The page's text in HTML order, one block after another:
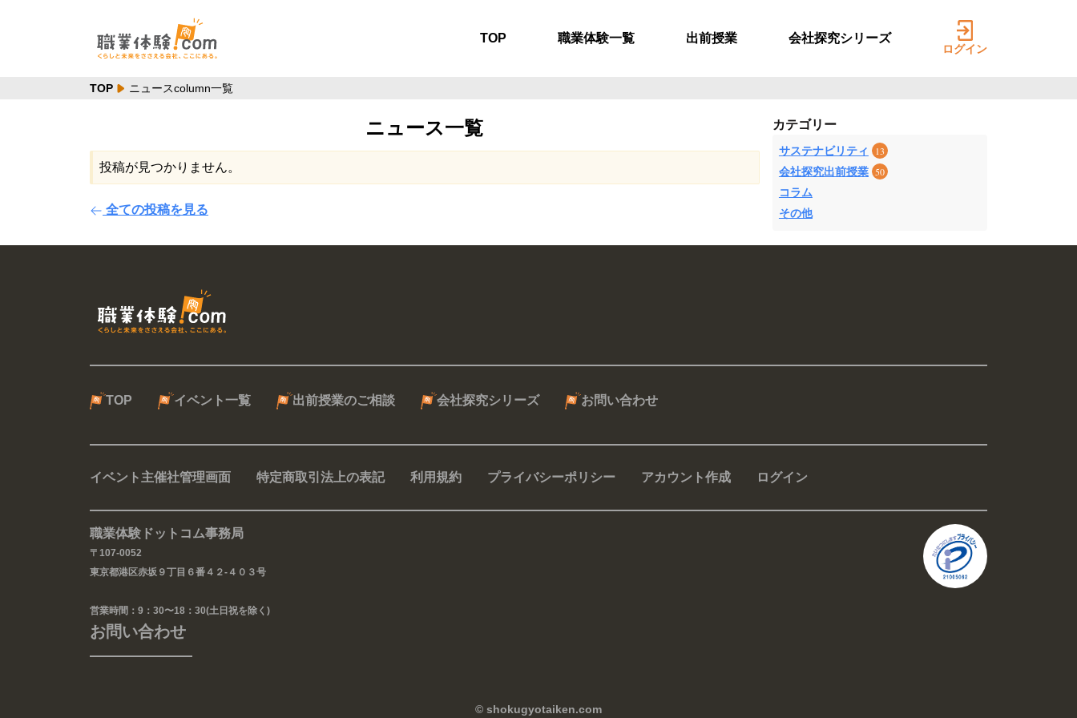
TOP 職業体験一覧 出前授業 会社探究シリーズ
ログイン
TOP ニュースcolumn一覧
ニュース一覧
投稿が見つかりません。
全ての投稿を見る
カテゴリー
サステナビリティ
13
会社探究出前授業 50
コラム
その他
TOP イベント一覧 出前授業のご相談 会社探究シリーズ お問い合わせ
イベント主催社管理画面 特定商取引法上の表記 利用規約 プライバシーポリシー アカウント作成 ログイン
職業体験ドットコム事務局
〒107-0052
東京都港区赤坂９丁目６番４２-４０３号
営業時間：9：30〜18：30(土日祝を除く)
お問い合わせ
© shokugyotaiken.com